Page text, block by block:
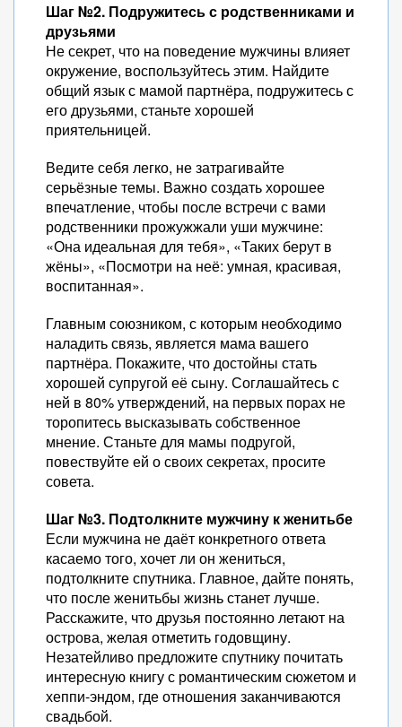
Шаг №2. Подружитесь с родственниками и
друзьями
Не секрет, что на поведение мужчины влияет
окружение, воспользуйтесь этим. Найдите
общий язык с мамой партнёра, подружитесь с
его друзьями, станьте хорошей
приятельницей.
Ведите себя легко, не затрагивайте
серьёзные темы. Важно создать хорошее
впечатление, чтобы после встречи с вами
родственники прожужжали уши мужчине:
«Она идеальная для тебя», «Таких берут в
жёны», «Посмотри на неё: умная, красивая,
воспитанная».
Главным союзником, с которым необходимо
наладить связь, является мама вашего
партнёра. Покажите, что достойны стать
хорошей супругой её сыну. Соглашайтесь с
ней в 80% утверждений, на первых порах не
торопитесь высказывать собственное
мнение. Станьте для мамы подругой,
повествуйте ей о своих секретах, просите
совета.
Шаг №3. Подтолкните мужчину к женитьбе
Если мужчина не даёт конкретного ответа
касаемо того, хочет ли он жениться,
подтолкните спутника. Главное, дайте понять,
что после женитьбы жизнь станет лучше.
Расскажите, что друзья постоянно летают на
острова, желая отметить годовщину.
Незатейливо предложите спутнику почитать
интересную книгу с романтическим сюжетом и
хеппи-эндом, где отношения заканчиваются
свадьбой.